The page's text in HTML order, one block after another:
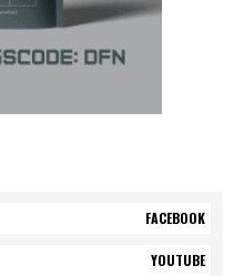
FACEBOOK
YOUTUBE